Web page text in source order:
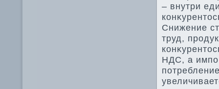
– внутри
Снижение
труд,
НДС, а